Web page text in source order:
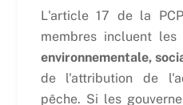
L'article 17 de la
membres incluent
environnementale,
de l'attribution de
pêche. Si les